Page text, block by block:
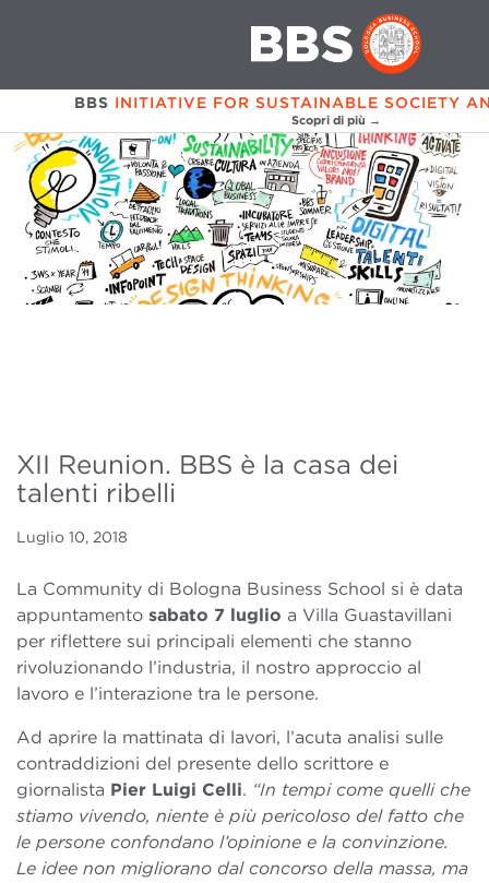
BBS INITIATIVE FOR SUSTAINABLE SOCIETY
Scopri di più →
XII Reunion. BBS è la casa dei
talenti ribelli
Luglio 10, 2018
La Community di Bologna Business School si è data
appuntamento sabato 7 luglio a Villa Guastavillani
per riflettere sui principali elementi che stanno
rivoluzionando l’industria, il nostro approccio al
lavoro e l’interazione tra le persone.
Ad aprire la mattinata di lavori, l’acuta analisi sulle
contraddizioni del presente dello scrittore e
giornalista Pier Luigi Celli. “In tempi come quelli che
stiamo vivendo, niente è più pericoloso del fatto che
le persone confondano l’opinione e la convinzione.
Le idee non migliorano dal concorso della massa, ma